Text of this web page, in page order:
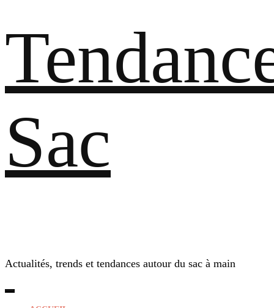
Sac
Actualités, trends et tendances autour du sac à main